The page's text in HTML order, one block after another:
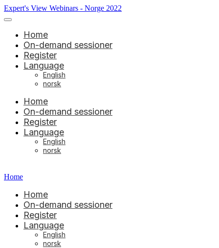
Expert's View Webinars - Norge 2022
Home
On-demand sessioner
Register
Language
English
norsk
Home
On-demand sessioner
Register
Language
English
norsk
Home
Home
On-demand sessioner
Register
Language
English
norsk